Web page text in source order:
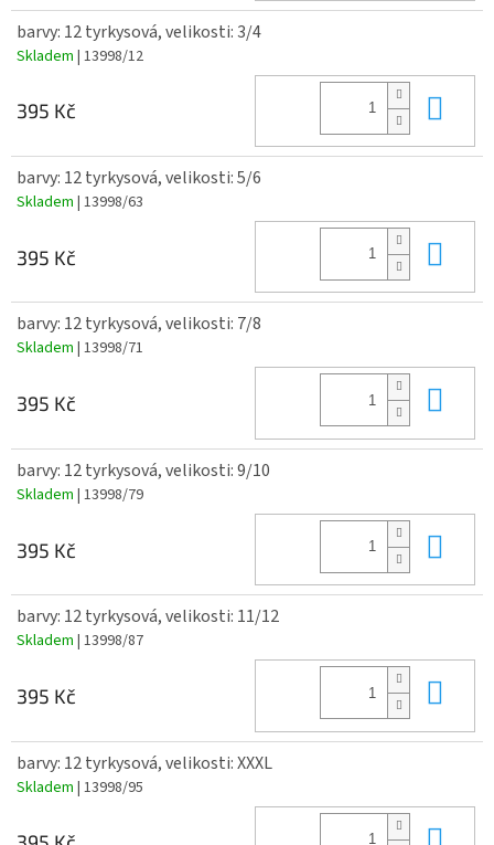
barvy: 12 tyrkysová, velikosti: 3/4
Skladem | 13998/12
395 Kč
barvy: 12 tyrkysová, velikosti: 5/6
Skladem | 13998/63
395 Kč
barvy: 12 tyrkysová, velikosti: 7/8
Skladem | 13998/71
395 Kč
barvy: 12 tyrkysová, velikosti: 9/10
Skladem | 13998/79
395 Kč
barvy: 12 tyrkysová, velikosti: 11/12
Skladem | 13998/87
395 Kč
barvy: 12 tyrkysová, velikosti: XXXL
Skladem | 13998/95